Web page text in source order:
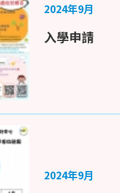
2024年9月
入學申請
2024年9月